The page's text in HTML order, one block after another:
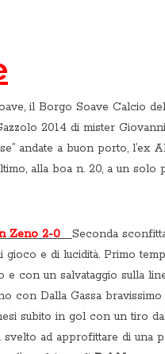
il Borgo Soave Calcio
2014 di mister
andate a buon porto, l’ex
alla boa n. 20, a un
Zeno 2-0
Seconda
e di lucidità. Primo
e con un salvataggio sulla
con Dalla Gassa
subito in gol con un tiro
ad approfittare di una